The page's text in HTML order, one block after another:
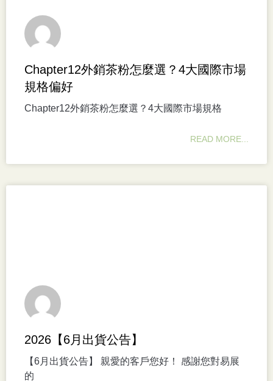
Chapter12外銷茶粉怎麼選？4大國際市場
規格偏好
Chapter12外銷茶粉怎麼選？4大國際市場規格
READ MORE...
2026【6月出貨公告】
【6月出貨公告】 親愛的客戶您好！ 感謝您對易展
的